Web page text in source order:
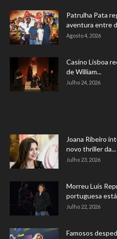
Patrulha Pata
aventura entre
Agosto 4, 2026
Casino Lisboa
de William...
Julho 24, 2026
Joana Ribeiro
novo thriller da...
Julho 23, 2026
Morreu Luís
portuguesa está
Julho 22, 2026
Famosos